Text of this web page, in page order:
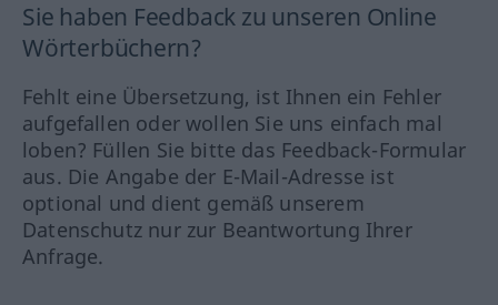
Sie haben Feedback zu unseren Online
Wörterbüchern?
Fehlt eine Übersetzung, ist Ihnen ein Fehler
aufgefallen oder wollen Sie uns einfach mal
loben? Füllen Sie bitte das Feedback-Formular
aus. Die Angabe der E-Mail-Adresse ist
optional und dient gemäß unserem
Datenschutz nur zur Beantwortung Ihrer
Anfrage.